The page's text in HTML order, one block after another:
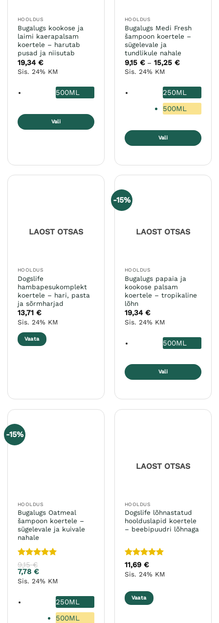
HOOLDUS
Bugalugs kookose ja
laimi kaerapalsam
koertele – harutab
pusad ja niisutab
19,34 €
Sis. 24% KM
500ML
Vali
mitu
varianti.
HOOLDUS
Bugalugs Medi Fresh
šampoon koertele –
sügelevale ja
tundlikule nahale
9,15 € – 15,25 €
Sis. 24% KM
250ML
500ML
Vali
varianti.
Valikuid
saab
tootelehel.
LAOST OTSAS
HOOLDUS
Dogslife
hambapesukomplekt
koertele – hari, pasta
ja sõrmharjad
13,71 €
Sis. 24% KM
Vaata
-15%
LAOST OTSAS
HOOLDUS
Bugalugs papaia ja
kookose palsam
koertele – tropikaline
lõhn
19,34 €
Sis. 24% KM
500ML
Vali
tootelehel.
-15%
HOOLDUS
Bugalugs Oatmeal
šampoon koertele –
sügelevale ja kuivale
nahale
Hinnanguga
5/ 5
9,15€
7,78 €
Sis. 24% KM
250ML
500ML
LAOST OTSAS
HOOLDUS
Dogslife lõhnastatud
hoolduslapid koertele
– beebipuudri lõhnaga
Hinnanguga
5/ 5
11,69 €
Sis. 24% KM
Vaata